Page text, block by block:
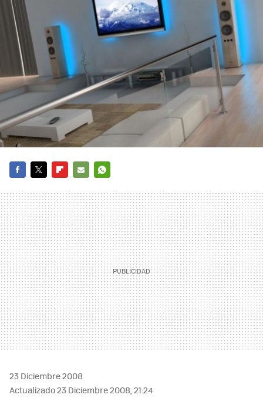
MAIL
23 Diciembre 2008
Actualizado 23 Diciembre 2008, 21:24